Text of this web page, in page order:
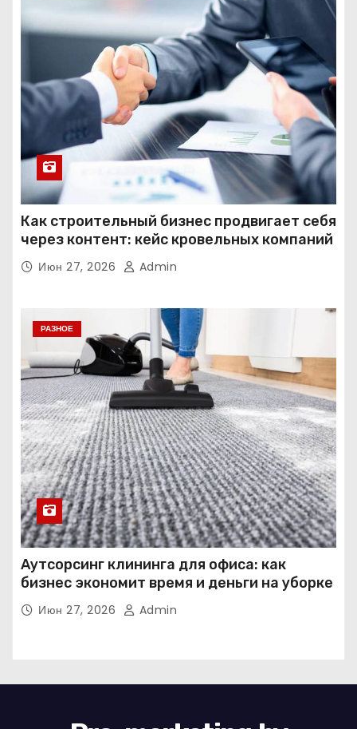
Как строительный бизнес продвигает себя
через контент: кейс кровельных компаний
Июн 27, 2026 Admin
РАЗНОЕ
Аутсорсинг клининга для офиса: как
бизнес экономит время и деньги на уборке
Июн 27, 2026 Admin